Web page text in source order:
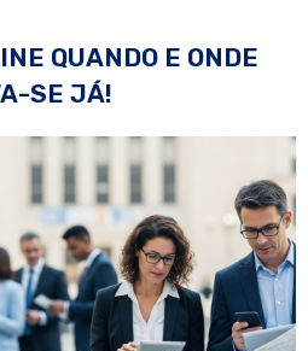
QUANDO E ONDE
SE JÁ!